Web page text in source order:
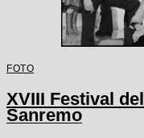
FOTO
XVIII Festival
Sanremo